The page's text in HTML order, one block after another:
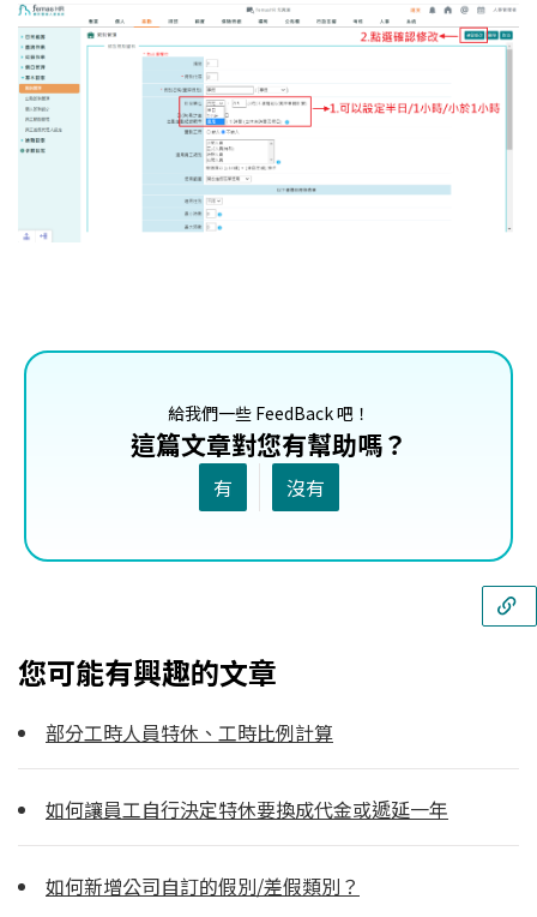
給我們一些 FeedBack 吧！
這篇文章對您有幫助嗎？
有 沒有
您可能有興趣的文章
部分工時人員特休、工時比例計算
如何讓員工自行決定特休要換成代金或遞延一年
如何新增公司自訂的假別/差假類別？